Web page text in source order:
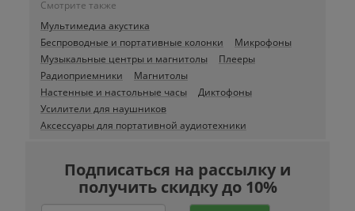
Смотрите также
Мультимедиа акустика
Беспроводные и портативные колонки
Микрофоны
Музыкальные центры и магнитолы
Плееры
Радиоприемники
Магнитолы
Настенные и настольные часы
Диктофоны
Усилители для наушников
Аксессуары для портативной аудиотехники
Подписаться на рассылку и
получить скидку до 10%